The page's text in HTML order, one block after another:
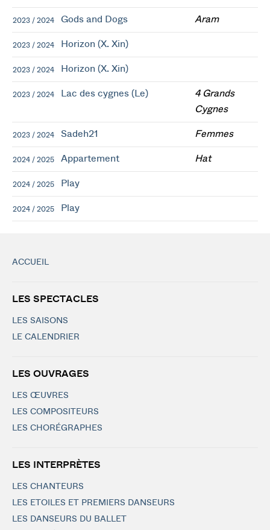
2023 / 2024 Gods and Dogs Aram
2023 / 2024 Horizon (X. Xin)
2023 / 2024 Horizon (X. Xin)
2023 / 2024 Lac des cygnes (Le)
4 Grands
Cygnes
2023 / 2024 Sadeh21 Femmes
2024 / 2025 Appartement Hat
2024 / 2025 Play
2024 / 2025 Play
ACCUEIL
LES SPECTACLES
LES SAISONS
LE CALENDRIER
LES OUVRAGES
LES ŒUVRES
LES COMPOSITEURS
LES CHORÉGRAPHES
LES INTERPRÈTES
LES CHANTEURS
LES ETOILES ET PREMIERS DANSEURS
LES DANSEURS DU BALLET